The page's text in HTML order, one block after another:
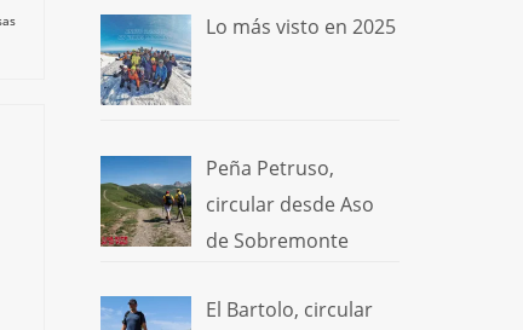
Lo más visto en 2025
Peña Petruso,
circular desde Aso
de Sobremonte
El Bartolo, circular